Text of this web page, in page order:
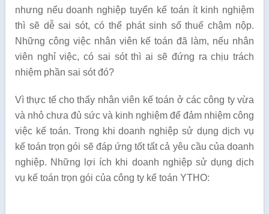
nhưng nếu doanh nghiệp tuyển kế toán ít kinh nghiệm
thì sẽ dễ sai sót, có thể phát sinh số thuế chậm nộp.
Những công việc nhân viên kế toán đã làm, nếu nhân
viên nghỉ việc, có sai sót thì ai sẽ đứng ra chịu trách
nhiệm phần sai sót đó?
Vì thực tế cho thấy nhân viên kế toán ở các công ty vừa
và nhỏ chưa đủ sức và kinh nghiệm để đảm nhiệm công
việc kế toán. Trong khi doanh nghiệp sử dụng dịch vụ
kế toán trọn gói sẽ đáp ứng tốt tất cả yêu cầu của doanh
nghiệp. Những lợi ích khi doanh nghiệp sử dụng dịch
vụ kế toán trọn gói của công ty kế toán YTHO: